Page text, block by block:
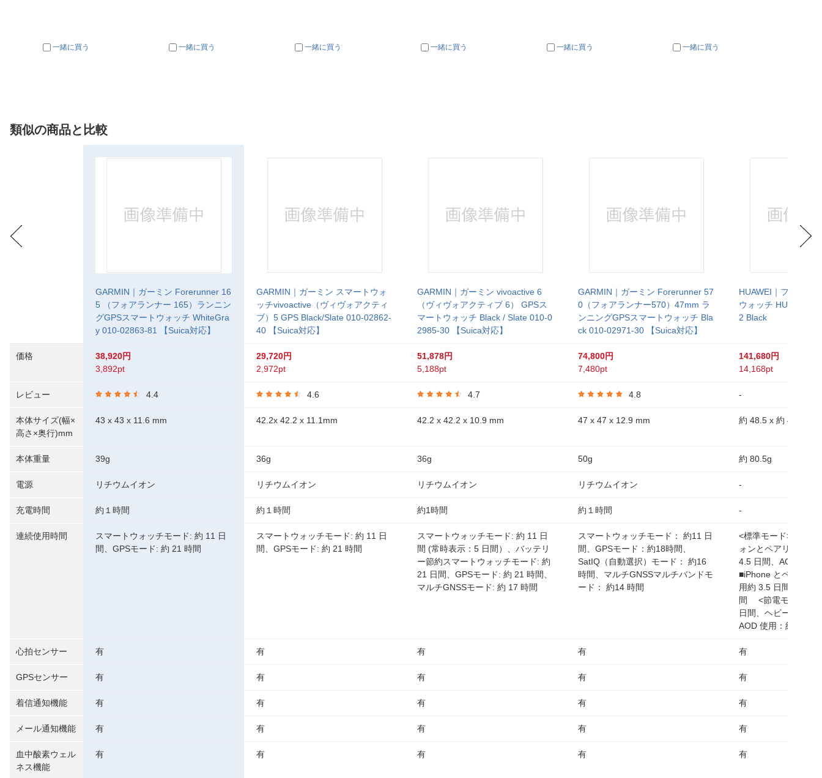
一緒に買う 一緒に買う 一緒に買う 一緒に買う 一緒に買う 一緒に買う
類似の商品と比較
価格
レビュー
本体サイズ(幅×
高さ×奥行)mm
本体重量
電源
充電時間
連続使用時間
心拍センサー
GPSセンサー
着信通知機能
メール通知機能
血中酸素ウェル
ネス機能
GARMIN｜ガーミン Forerunner 16
5 （フォアランナー 165）ランニン
グGPSスマートウォッチ WhiteGra
y 010-02863-81 【Suica対応】
38,920円
3,892pt
4.4
43 x 43 x 11.6 mm
39g
リチウムイオン
約１時間
スマートウォッチモード: 約 11 日
間、GPSモード: 約 21 時間
有
有
有
有
有
GARMIN｜ガーミン スマートウォ
ッチvivoactive（ヴィヴォアクティ
ブ）5 GPS Black/Slate 010-02862-
40 【Suica対応】
29,720円
2,972pt
4.6
42.2x 42.2 x 11.1mm
36g
リチウムイオン
約１時間
スマートウォッチモード: 約 11 日
間、GPSモード: 約 21 時間
有
有
有
有
有
GARMIN｜ガーミン vivoactive 6
（ヴィヴォアクティブ 6） GPSス
マートウォッチ Black / Slate 010-0
2985-30 【Suica対応】
51,878円
5,188pt
4.7
42.2 x 42.2 x 10.9 mm
36g
リチウムイオン
約1時間
スマートウォッチモード: 約 11 日
間 (常時表示：5 日間）、バッテリ
ー節約スマートウォッチモード: 約
21 日間、GPSモード: 約 21 時間、
マルチGNSSモード: 約 17 時間
有
有
有
有
有
GARMIN｜ガーミン Forerunner 57
0（フォアランナー570）47mm ラ
ンニングGPSスマートウォッチ Bla
ck 010-02971-30 【Suica対応】
74,800円
7,480pt
4.8
47 x 47 x 12.9 mm
50g
リチウムイオン
約１時間
スマートウォッチモード： 約11 日
間、GPSモード：約18時間、
SatIQ（自動選択）モード： 約16
時間、マルチGNSSマルチバンドモ
ード： 約14 時間
有
有
有
有
有
HUAWEI｜ファーウ
ウォッチ HUAWEI
2 Black
141,680円
14,168pt
-
約 48.5 x 約 48.5 x
約 80.5g
-
-
<標準モード>
ォンとペアリング時
4.5 日間、AOD 使用
■iPhone とペアリン
用約 3.5 日間、AOD
間 <節電モード>通
日間、ヘビーユース
AOD 使用：約 4 日間
有
有
有
有
有